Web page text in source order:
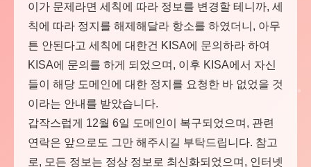
이가 문제라면 세칙에 따라 정보를 변경할 테니까, 세
칙에 따라 정지를 해제해달라 항소를 하였더니, 아무
튼 안된다고 세칙에 대한건 KISA에 문의하라 하여
KISA에 문의를 하게 되었으며, 이후 KISA에서 자신
들이 해당 도메인에 대한 정지를 요청한 바 없었을 것
이라는 안내를 받았습니다.
갑작스럽게 12월 6일 도메인이 복구되었으며, 관련
연락은 앞으로도 그만 해주시길 부탁드립니다. 참고
로, 모든 정보는 정상 정보로 최신화되었으며, 인터넷